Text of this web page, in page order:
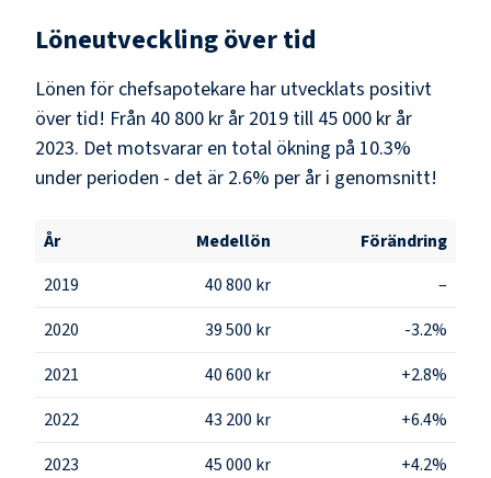
Löneutveckling över tid
Lönen för chefsapotekare har utvecklats positivt
över tid! Från 40 800 kr år 2019 till 45 000 kr år
2023. Det motsvarar en total ökning på 10.3%
under perioden - det är 2.6% per år i genomsnitt!
År Medellön
Förändring
2019
40 800 kr
–
2020
39 500 kr
-3.2%
2021
40 600 kr
+2.8%
2022
43 200 kr
+6.4%
2023
45 000 kr +4.2%